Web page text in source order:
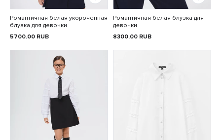
Романтичная белая укороченная
блузка для девочки
5700.00 RUB
Романтичная белая блузка для
девочки
8300.00 RUB